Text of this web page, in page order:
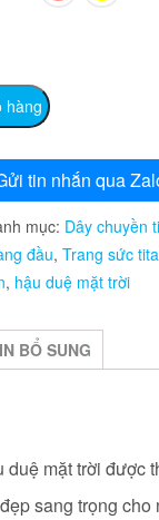
hàng
tin nhắn qua
mục: Dây chuyền
đầu, Trang sức
, hậu duệ mặt trời
BỔ SUNG
duệ mặt trời được
sang trọng cho